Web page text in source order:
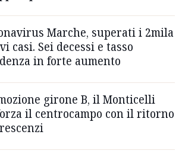
Marche, superati i 2mila
casi. Sei decessi e tasso
in forte aumento
girone B, il Monticelli
il centrocampo con il ritorno